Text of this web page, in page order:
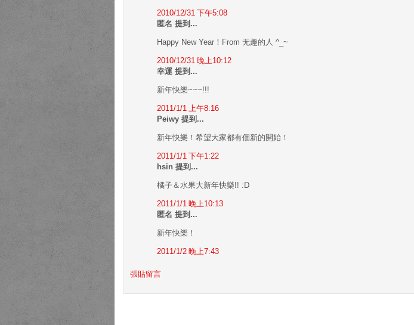
2010/12/31 下午5:08
匿名 提到...
Happy New Year！From 无趣的人 ^_~
2010/12/31 晚上10:12
幸運 提到...
新年快樂~~~!!!
2011/1/1 上午8:16
Peiwy 提到...
新年快樂！希望大家都有個新的開始！
2011/1/1 下午1:22
hsin 提到...
橘子＆水果大新年快樂!! :D
2011/1/1 晚上10:13
匿名 提到...
新年快樂！
2011/1/2 晚上7:43
張貼留言